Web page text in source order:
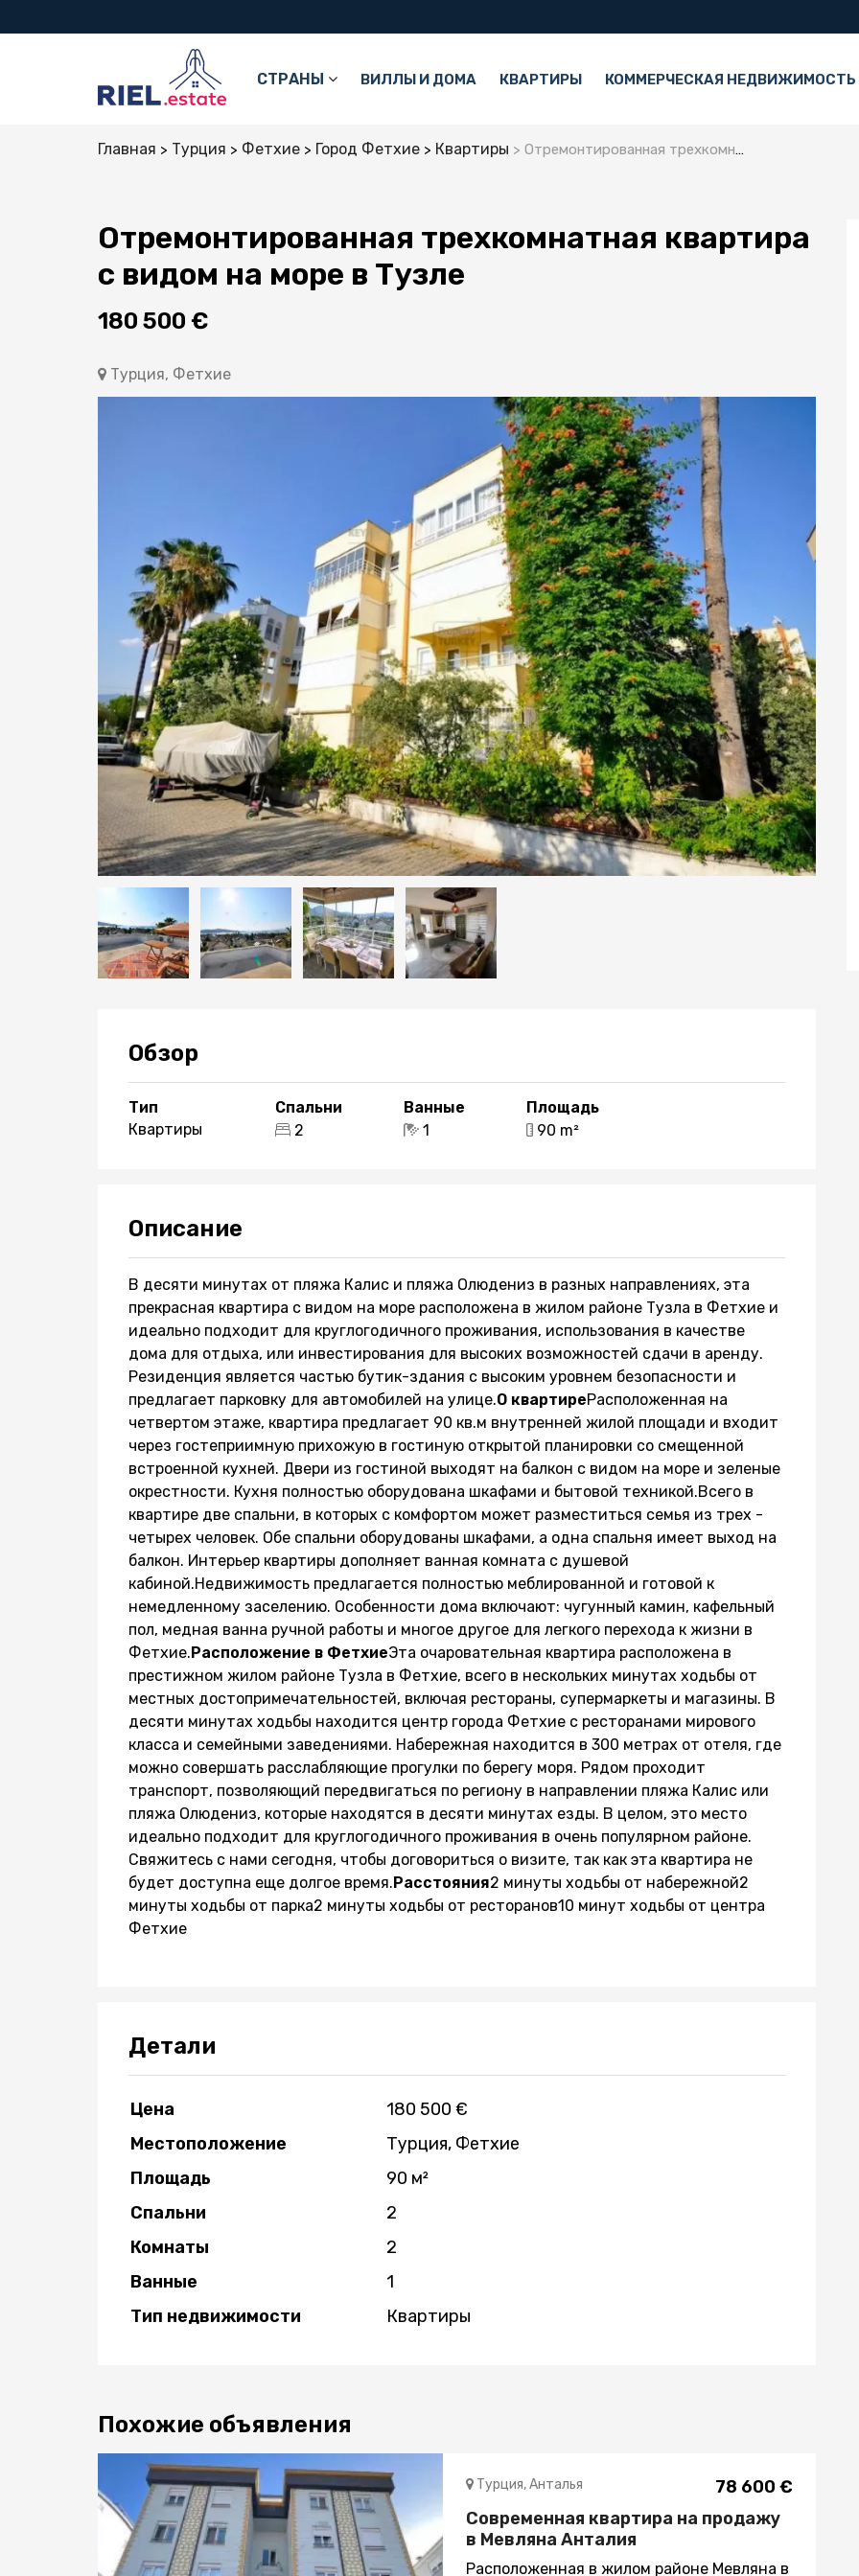
СТРАНЫ ВИЛЛЫ И ДОМА КВАРТИРЫ КОММЕРЧЕСКАЯ НЕДВИЖИМОСТЬ
Главная Турция Фетхие Город Фетхие Квартиры Отремонтированная трехкомнатная квартира с видом на море в Тузле
Отремонтированная трехкомнатная квартира
с видом на море в Тузле
180 500 €
Турция, Фетхие
Обзор
Тип
Квартиры
Спальни
2
Ванные
1
Площадь
90 m²
Описание
В десяти минутах от пляжа Калис и пляжа Олюдениз в разных направлениях, эта
прекрасная квартира с видом на море расположена в жилом районе Тузла в Фетхие и
идеально подходит для круглогодичного проживания, использования в качестве
дома для отдыха, или инвестирования для высоких возможностей сдачи в аренду.
Резиденция является частью бутик-здания с высоким уровнем безопасности и
предлагает парковку для автомобилей на улице.О квартиреРасположенная на
четвертом этаже, квартира предлагает 90 кв.м внутренней жилой площади и входит
через гостеприимную прихожую в гостиную открытой планировки со смещенной
встроенной кухней. Двери из гостиной выходят на балкон с видом на море и зеленые
окрестности. Кухня полностью оборудована шкафами и бытовой техникой.Всего в
квартире две спальни, в которых с комфортом может разместиться семья из трех -
четырех человек. Обе спальни оборудованы шкафами, а одна спальня имеет выход на
балкон. Интерьер квартиры дополняет ванная комната с душевой
кабиной.Недвижимость предлагается полностью меблированной и готовой к
немедленному заселению. Особенности дома включают: чугунный камин, кафельный
пол, медная ванна ручной работы и многое другое для легкого перехода к жизни в
Фетхие.Расположение в ФетхиеЭта очаровательная квартира расположена в
престижном жилом районе Тузла в Фетхие, всего в нескольких минутах ходьбы от
местных достопримечательностей, включая рестораны, супермаркеты и магазины. В
десяти минутах ходьбы находится центр города Фетхие с ресторанами мирового
класса и семейными заведениями. Набережная находится в 300 метрах от отеля, где
можно совершать расслабляющие прогулки по берегу моря. Рядом проходит
транспорт, позволяющий передвигаться по региону в направлении пляжа Калис или
пляжа Олюдениз, которые находятся в десяти минутах езды. В целом, это место
идеально подходит для круглогодичного проживания в очень популярном районе.
Свяжитесь с нами сегодня, чтобы договориться о визите, так как эта квартира не
будет доступна еще долгое время.Расстояния2 минуты ходьбы от набережной2
минуты ходьбы от парка2 минуты ходьбы от ресторанов10 минут ходьбы от центра
Фетхие
Детали
Цена
180 500 €
Местоположение
Турция, Фетхие
Площадь
90 м²
Спальни
2
Комнаты
2
Ванные
1
Тип недвижимости
Квартиры
Похожие объявления
78 600 €
Турция, Анталья
Современная квартира на продажу
в Мевляна Анталия
Расположенная в жилом районе Мевляна в